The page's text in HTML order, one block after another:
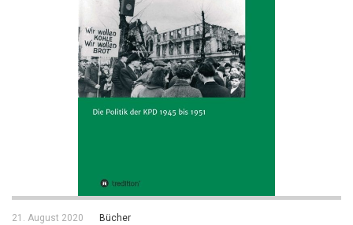
21. August 2020 Bücher